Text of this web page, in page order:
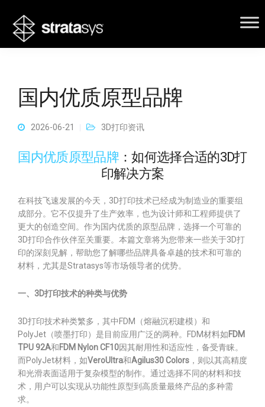
国内优质原型品牌
2026-06-21 3D打印资讯
国内优质原型品牌：如何选择合适的3D打
印解决方案
在科技飞速发展的今天，3D打印技术已经成为制造业的重要组
成部分。它不仅提升了生产效率，也为设计师和工程师提供了
更大的创造空间。作为国内优质的原型品牌，选择一个可靠的
3D打印合作伙伴至关重要。本篇文章将为您带来一些关于3D打
印的深刻见解，帮助您了解哪些品牌具备卓越的技术和可靠的
材料，尤其是Stratasys等市场领导者的优势。
一、3D打印技术的种类与优势
3D打印技术种类繁多，其中FDM（熔融沉积建模）和
PolyJet（喷墨打印）是目前应用广泛的两种。FDM材料如FDM
TPU 92A和FDM Nylon CF10因其耐用性和适应性，备受青睐。
而PolyJet材料，如VeroUltra和Agilus30 Colors ，则以其高精度
和光滑表面适用于复杂模型的制作。通过选择不同的材料和技
术，用户可以实现从功能性原型到高质量最终产品的多种需
求。